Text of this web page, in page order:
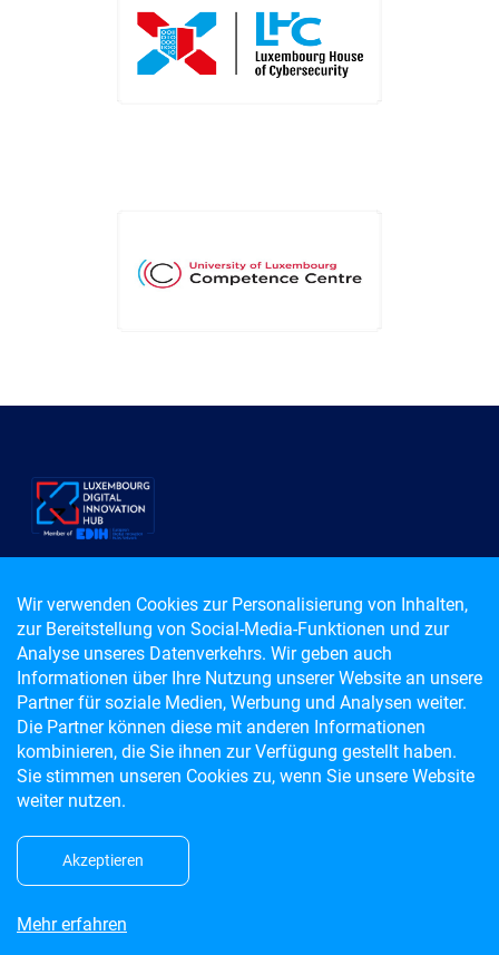
contact@dih.lu
+352 43 62 63 - 1
Luxembourg Digital Innovation Hub
Powered by Luxinnovation
5, avenue des Hauts Fourneaux
L-4362 Esch-sur-Alzette
LUXEMBOURG
Dieses Projekt wird von der Europäischen Union
kofinanziert.
Wir verwenden Cookies zur Personalisierung von Inhalten,
zur Bereitstellung von Social-Media-Funktionen und zur
Analyse unseres Datenverkehrs. Wir geben auch
Informationen über Ihre Nutzung unserer Website an unsere
Partner für soziale Medien, Werbung und Analysen weiter.
Die Partner können diese mit anderen Informationen
kombinieren, die Sie ihnen zur Verfügung gestellt haben.
Sie stimmen unseren Cookies zu, wenn Sie unsere Website
weiter nutzen.
Mehr erfahren
Akzeptieren